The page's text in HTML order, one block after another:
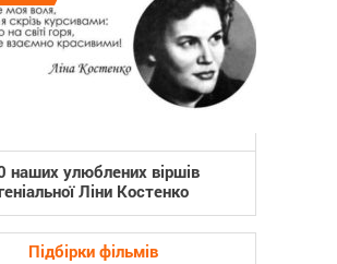
наших улюблених віршів
Ліни Костенко
Підбірки фільмів